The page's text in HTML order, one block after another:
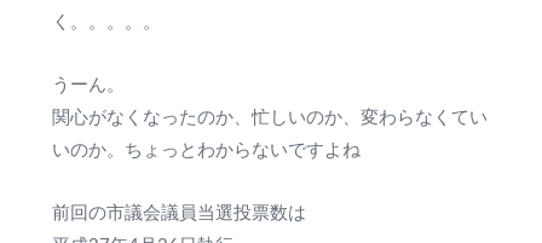
く。。。。。
うーん。
関心がなくなったのか、忙しいのか、変わらなくてい
いのか。ちょっとわからないですよね
前回の市議会議員当選投票数は